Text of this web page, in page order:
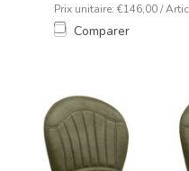
Prix unitaire: €146,00 /
Comparer